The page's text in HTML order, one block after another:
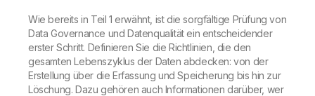
Wie bereits in Teil 1 erwähnt, ist die sorgfältige Prüfung von
Data Governance und Datenqualität ein entscheidender
erster Schritt. Definieren Sie die Richtlinien, die den
gesamten Lebenszyklus der Daten abdecken: von der
Erstellung über die Erfassung und Speicherung bis hin zur
Löschung. Dazu gehören auch Informationen darüber, wer